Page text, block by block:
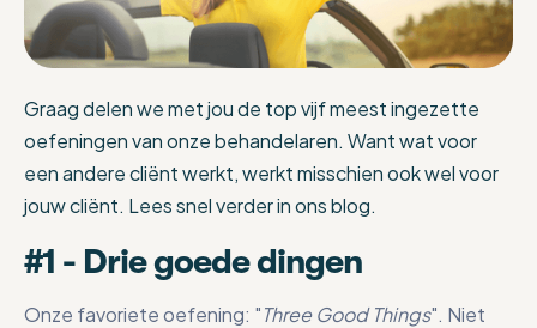
Graag delen we met jou de top vijf meest ingezette
oefeningen van onze behandelaren. Want wat voor
een andere cliënt werkt, werkt misschien ook wel voor
jouw cliënt. Lees snel verder in ons blog.
#1 - Drie goede dingen
Onze favoriete oefening: "Three Good Things". Niet